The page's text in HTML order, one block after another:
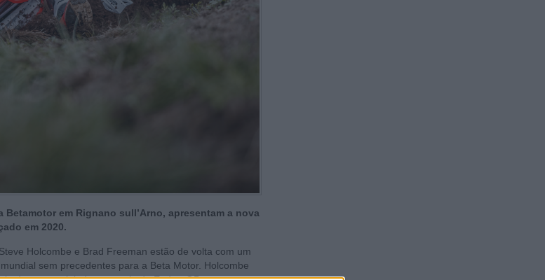
em Rignano sull’Arno, apresentam a nova
em 2020.
Holcombe e Brad Freeman estão de volta com um
sem precedentes para a Beta Motor. Holcombe